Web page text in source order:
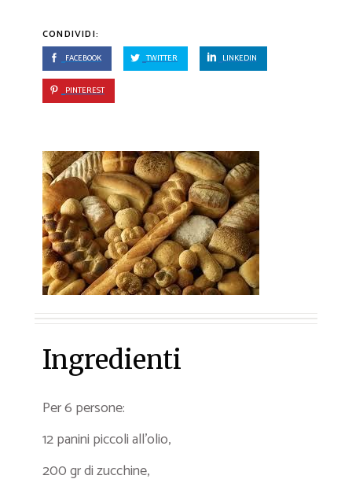
CONDIVIDI:
FACEBOOK TWITTER LINKEDIN
PINTEREST
Ingredienti
Per 6 persone:
12 panini piccoli all’olio,
200 gr di zucchine,